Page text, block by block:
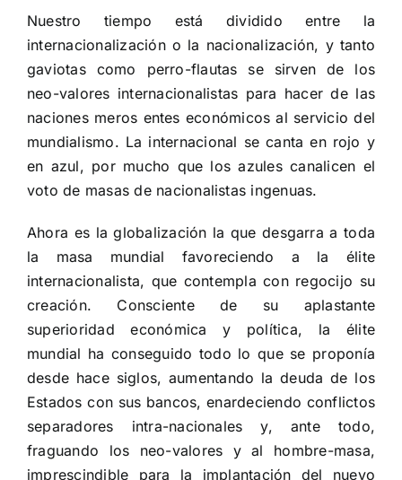
Nuestro tiempo está dividido entre la
internacionalización o la nacionalización, y tanto
gaviotas como perro-flautas se sirven de los
neo-valores internacionalistas para hacer de las
naciones meros entes económicos al servicio del
mundialismo. La internacional se canta en rojo y
en azul, por mucho que los azules canalicen el
voto de masas de nacionalistas ingenuas.
Ahora es la globalización la que desgarra a toda
la masa mundial favoreciendo a la élite
internacionalista, que contempla con regocijo su
creación. Consciente de su aplastante
superioridad económica y política, la élite
mundial ha conseguido todo lo que se proponía
desde hace siglos, aumentando la deuda de los
Estados con sus bancos, enardeciendo conflictos
separadores intra-nacionales y, ante todo,
fraguando los neo-valores y al hombre-masa,
imprescindible para la implantación del nuevo